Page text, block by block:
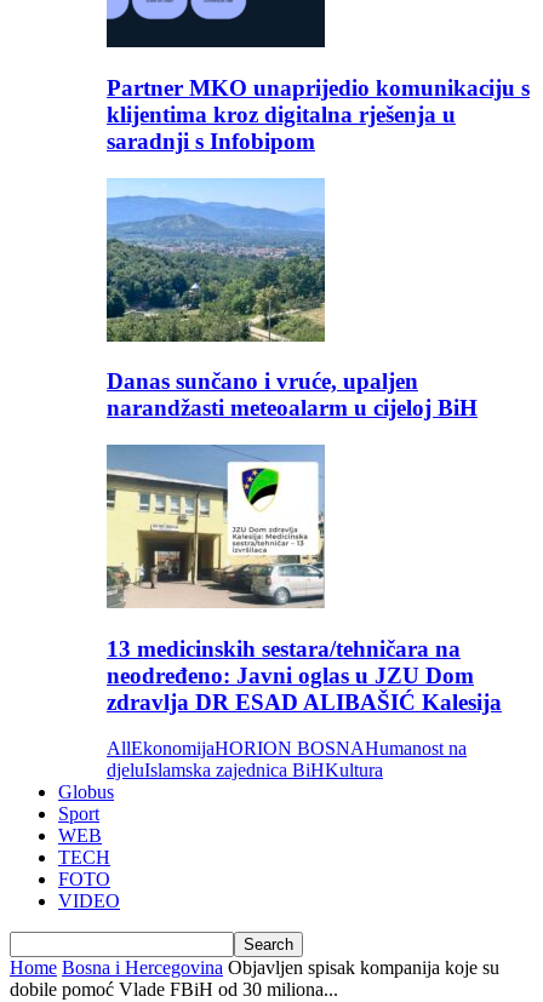
Partner MKO unaprijedio komunikaciju s
klijentima kroz digitalna rješenja u
saradnji s Infobipom
Danas sunčano i vruće, upaljen
narandžasti meteoalarm u cijeloj BiH
13 medicinskih sestara/tehničara na
neodređeno: Javni oglas u JZU Dom
zdravlja DR ESAD ALIBAŠIĆ Kalesija
AllEkonomijaHORION BOSNAHumanost na
djeluIslamska zajednica BiHKultura
Globus
Sport
WEB
TECH
FOTO
VIDEO
Home Bosna i Hercegovina Objavljen spisak kompanija koje su
dobile pomoć Vlade FBiH od 30 miliona...